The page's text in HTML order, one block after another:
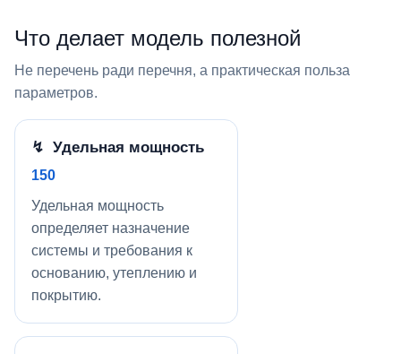
Что делает модель полезной
Не перечень ради перечня, а практическая польза
параметров.
↯ Удельная мощность
150
Удельная мощность
определяет назначение
системы и требования к
основанию, утеплению и
покрытию.